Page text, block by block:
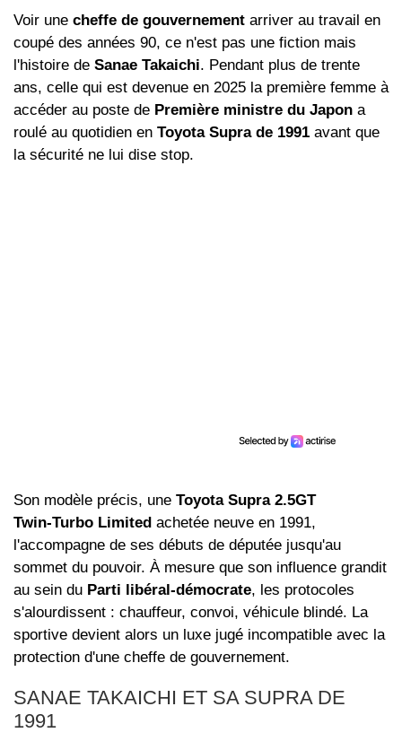
Voir une cheffe de gouvernement arriver au travail en
coupé des années 90, ce n'est pas une fiction mais
l'histoire de Sanae Takaichi. Pendant plus de trente
ans, celle qui est devenue en 2025 la première femme à
accéder au poste de Première ministre du Japon a
roulé au quotidien en Toyota Supra de 1991 avant que
la sécurité ne lui dise stop.
Son modèle précis, une Toyota Supra 2.5GT
Twin‑Turbo Limited achetée neuve en 1991,
l'accompagne de ses débuts de députée jusqu'au
sommet du pouvoir. À mesure que son influence grandit
au sein du Parti libéral-démocrate, les protocoles
s'alourdissent : chauffeur, convoi, véhicule blindé. La
sportive devient alors un luxe jugé incompatible avec la
protection d'une cheffe de gouvernement.
SANAE TAKAICHI ET SA SUPRA DE
1991